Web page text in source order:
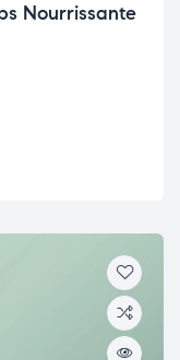
Nourrissante